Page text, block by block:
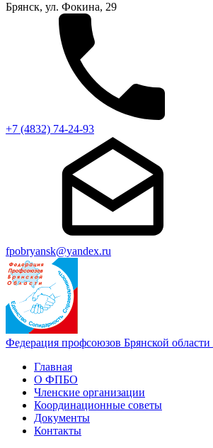
Брянск, ул. Фокина, 29
+7 (4832) 74-24-93
fpobryansk@yandex.ru
Федерация профсоюзов Брянской области
Главная
О ФПБО
Членские организации
Координационные советы
Документы
Контакты